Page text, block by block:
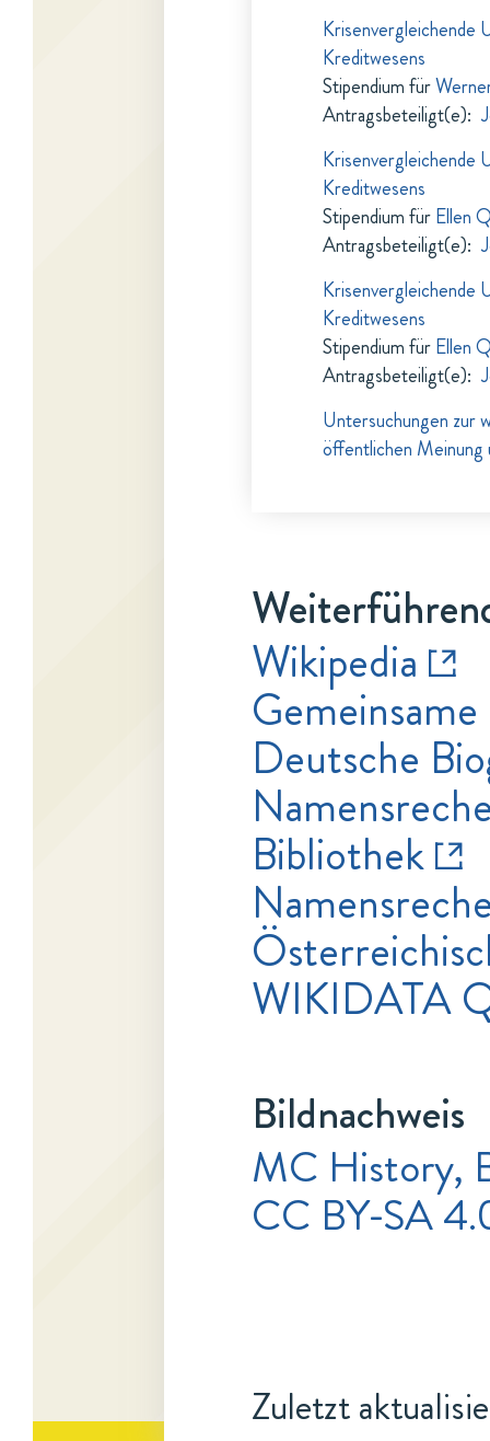
Krisenvergleichende
Kreditwesens
Stipendium für
Antragsbeteiligt(e):
Krisenvergleichende
Kreditwesens
Stipendium fürEllen
Antragsbeteiligt(e):
Krisenvergleichende
Kreditwesens
Stipendium fürEllen
Antragsbeteiligt(e):
Untersuchungen zur
öffentlichen Meinung
Wikipedia
Deutsche
Bibliothek
WIKIDATA
Bildnachweis
MC History,
CC BY-SA
Zuletzt